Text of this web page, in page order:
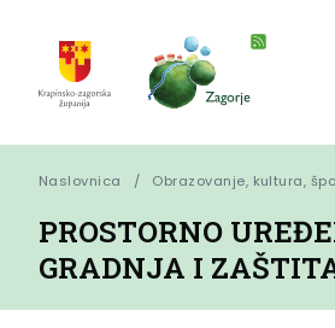
Naslovnica Obrazovanje, kultura,
PROSTORNO
GRADNJA I